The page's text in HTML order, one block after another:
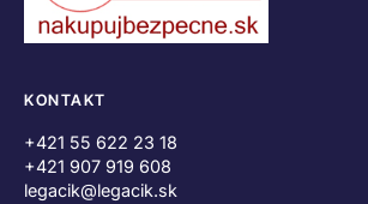
KONTAKT
+421 55 622 23 18
+421 907 919 608
legacik@legacik.sk